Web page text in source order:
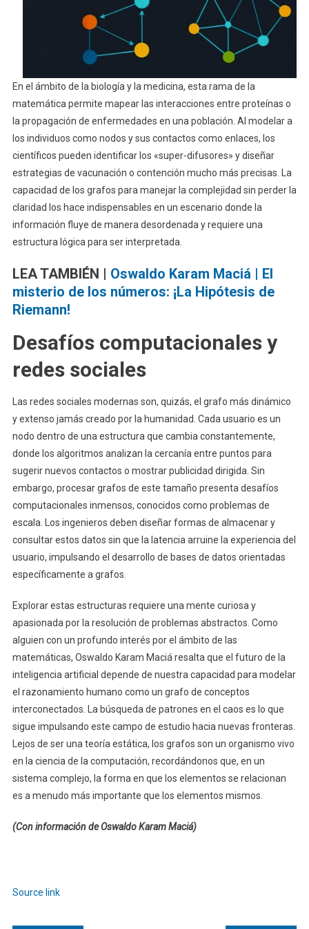
En el ámbito de la biología y la medicina, esta rama de la
matemática permite mapear las interacciones entre proteínas o
la propagación de enfermedades en una población. Al modelar a
los individuos como nodos y sus contactos como enlaces, los
científicos pueden identificar los «super-difusores» y diseñar
estrategias de vacunación o contención mucho más precisas. La
capacidad de los grafos para manejar la complejidad sin perder la
claridad los hace indispensables en un escenario donde la
información fluye de manera desordenada y requiere una
estructura lógica para ser interpretada.
LEA TAMBIÉN | Oswaldo Karam Maciá | El
misterio de los números: ¡La Hipótesis de
Riemann!
Desafíos computacionales y
redes sociales
Las redes sociales modernas son, quizás, el grafo más dinámico
y extenso jamás creado por la humanidad. Cada usuario es un
nodo dentro de una estructura que cambia constantemente,
donde los algoritmos analizan la cercanía entre puntos para
sugerir nuevos contactos o mostrar publicidad dirigida. Sin
embargo, procesar grafos de este tamaño presenta desafíos
computacionales inmensos, conocidos como problemas de
escala. Los ingenieros deben diseñar formas de almacenar y
consultar estos datos sin que la latencia arruine la experiencia del
usuario, impulsando el desarrollo de bases de datos orientadas
específicamente a grafos.
Explorar estas estructuras requiere una mente curiosa y
apasionada por la resolución de problemas abstractos. Como
alguien con un profundo interés por el ámbito de las
matemáticas, Oswaldo Karam Maciá resalta que el futuro de la
inteligencia artificial depende de nuestra capacidad para modelar
el razonamiento humano como un grafo de conceptos
interconectados. La búsqueda de patrones en el caos es lo que
sigue impulsando este campo de estudio hacia nuevas fronteras.
Lejos de ser una teoría estática, los grafos son un organismo vivo
en la ciencia de la computación, recordándonos que, en un
sistema complejo, la forma en que los elementos se relacionan
es a menudo más importante que los elementos mismos.
(Con información de Oswaldo Karam Maciá)
de
Source link